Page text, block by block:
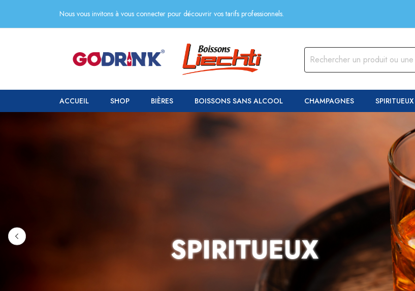
Nous vous invitons à vous connecter pour découvrir vos tarifs professionnels.
ACCUEIL SHOP BIÈRES BOISSONS SANS ALCOOL CHAMPAGNES SPIRITUEUX
SPIRITUEUX